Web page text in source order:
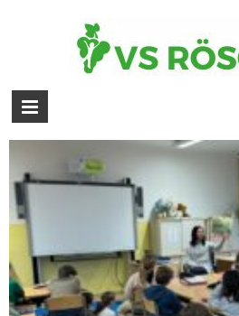
Bildergalerie 1. – 4.
Lesewoche – 4. bis 8.